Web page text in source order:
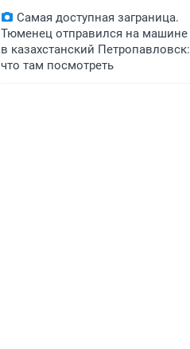
Самая доступная заграница.
Тюменец отправился на машине
в казахстанский Петропавловск:
что там посмотреть